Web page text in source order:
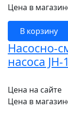
Цена в
В корзину
Насосно-
насоса
Цена на сайте
Цена в